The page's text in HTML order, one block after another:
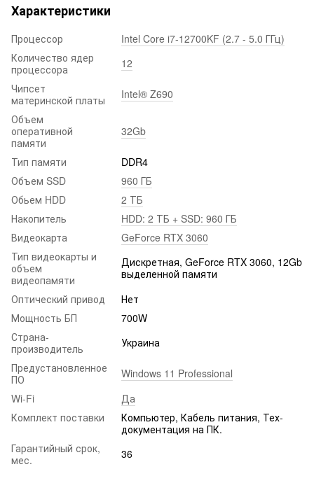
Характеристики
Процессор
Intel Core i7-12700KF (2.7 - 5.0 ГГц)
Количество ядер
процессора
12
Чипсет
материнской платы
Intel® Z690
Объем
оперативной
памяти
32Gb
Тип памяти
DDR4
Объем SSD
960 ГБ
Обьем HDD
2 ТБ
Накопитель
HDD: 2 ТБ + SSD: 960 ГБ
Видеокарта
GeForce RTX 3060
Тип видеокарты и
объем
видеопамяти
Дискретная, GeForce RTX 3060, 12Gb
выделенной памяти
Оптический привод
Нет
Мощность БП
700W
Страна-
производитель
Украина
Предустановленное
ПО
Windows 11 Professional
Wi-Fi
Да
Комплект поставки
Компьютер, Кабель питания, Тех-
документация на ПК.
Гарантийный срок,
мес.
36